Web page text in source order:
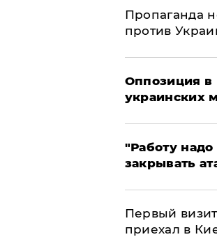
​Пропаганда
против
Оппозиция в
украинских
"Работу
закрывать
Первый
приехал в